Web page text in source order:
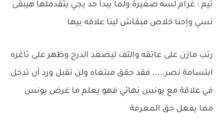
تيم : غرام لسه صغيرة ولما يبدأ حد يجي يتقدملها هيبقى
نسي وإحنا خلاص مبقاش لينا علاقه بيها
رتب مازن على عاتقه والتف ليصعد الدرج وظهر على ثاغره
ابتسامة نصر..... فقد حقق مبتغاه ولن تقبل ورد أن تدخل
في علاقة مع يونس نهائي فهو يعلم ما غرض يونس
مما يفعل حق المعرفة